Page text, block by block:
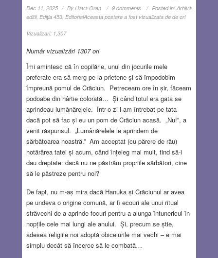
Dec 11, 2025 By Hava Oren 9 comments Posted in: Arhiva
editii, Ediţia 453, EditorialAceasta postare a fost vizualizata de de ori
Vizualizari: 1,307
Număr vizualizări 1307 ori
Îmi amintesc că în copilărie, unul din jocurile mele
preferate era să merg pe la prietene și să împodobim
împreună pomul de Crăciun. Petreceam ore în șir, făceam
podoabe din hârtie colorată… Și când totul era gata se
aprindeau lumânărelele. Într-o zi l-am întrebat pe tata
dacă pot să fac și eu un pom de Crăciun acasă. „Nu!”, a
venit răspunsul. „Lumânărelele le aprindem de
sărbătoarea noastră.” Am acceptat (cu părere de rău)
hotărârea tatei și acum, când înțeleg mai mult, tind să-i
dau dreptate: dacă nu ne păstrăm propriile sărbători, cine
să le păstreze pentru noi?
De fapt, nu m-aș mira dacă Hanuka și Crăciunul ar avea
pe undeva o origine comună, ar fi ecouri ale unui ritual
străvechi de a aprinde focuri pentru a alunga întunericul în
nopțile cele mai lungi ale anului. Și, precum se știe,
adesea religiile noi adoptă obiceiurile mai vechi – e mai
simplu decât să încerce să le combată…